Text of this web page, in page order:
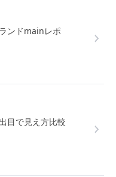
ンドmainレポ
目で見え方比較